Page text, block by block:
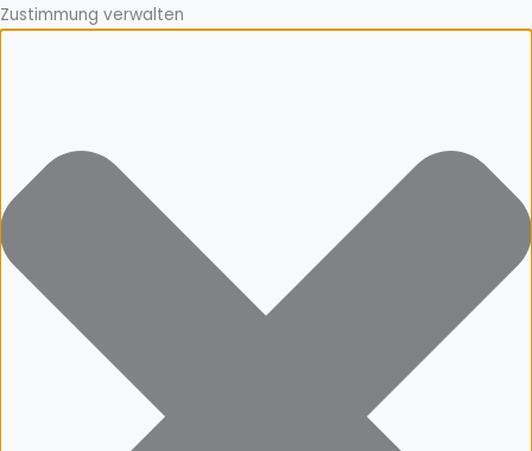
Zustimmung verwalten